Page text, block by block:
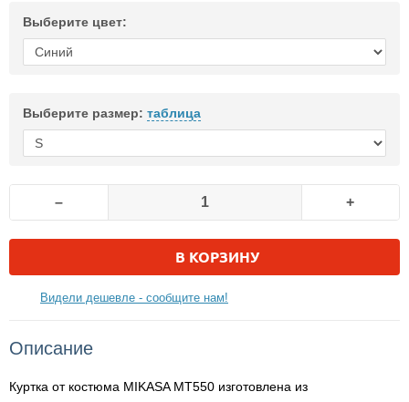
Выберите цвет:
Выберите размер: таблица
– +
В КОРЗИНУ
Видели дешевле - сообщите нам!
Описание
Куртка от костюма MIKASA MT550 изготовлена из